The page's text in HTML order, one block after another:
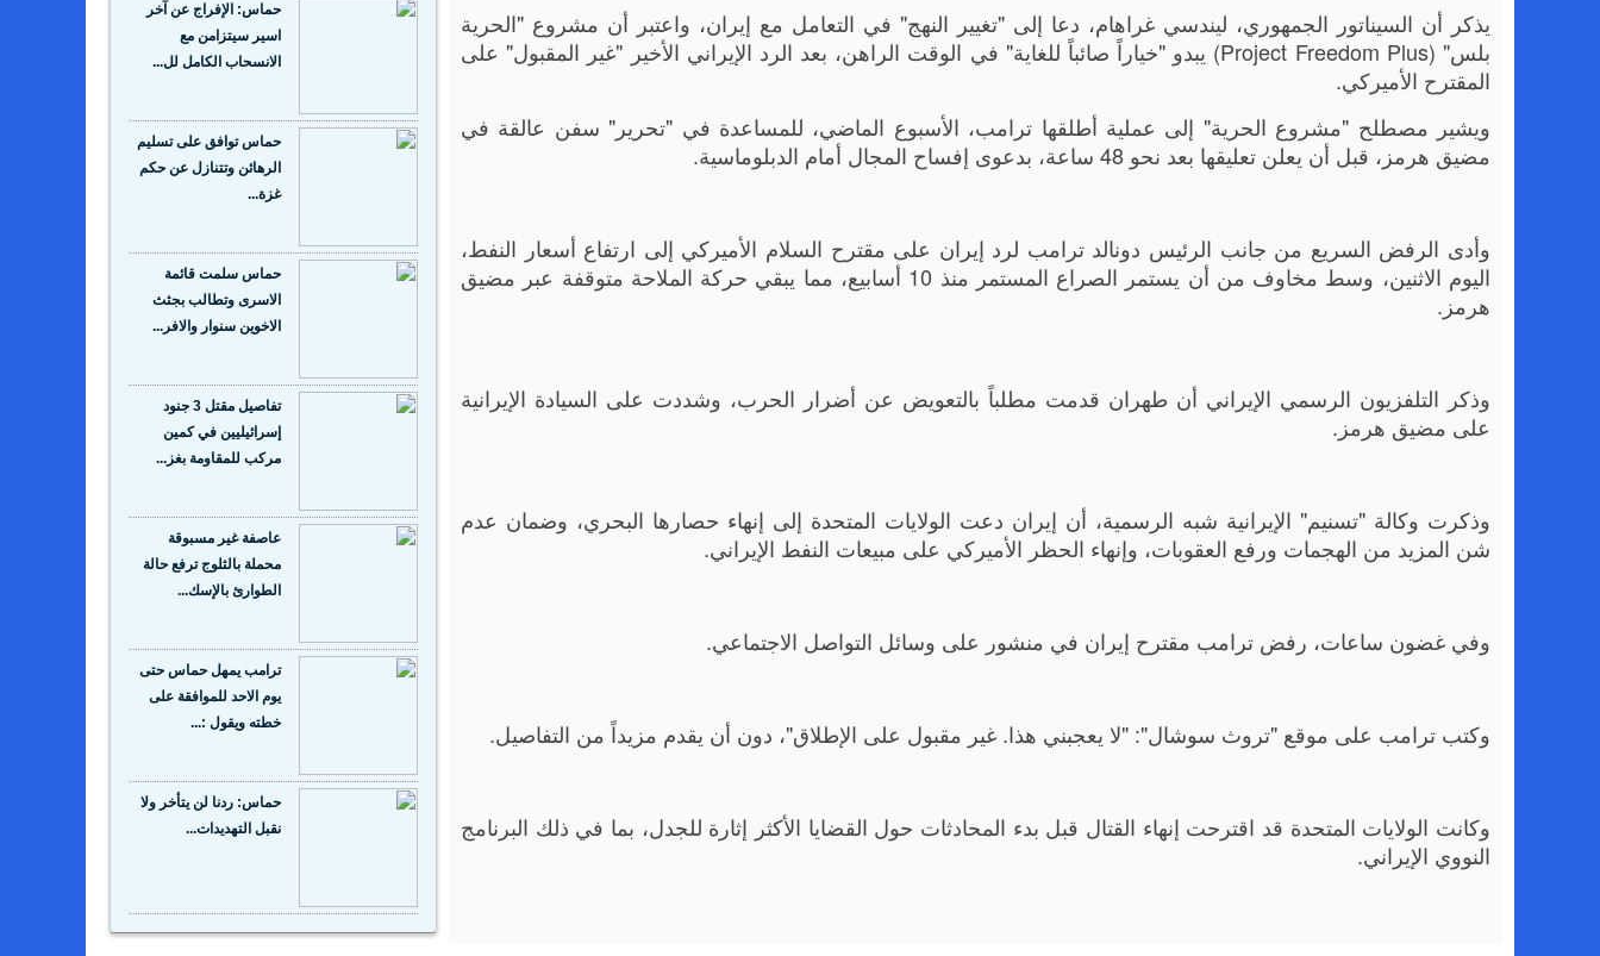
يذكر أن السيناتور الجمهوري، ليندسي غراهام، دعا إلى "تغيير النهج" في التعامل مع إيران، واعتبر أن مشروع "الحرية
بلس" (Project Freedom Plus) يبدو "خياراً صائباً للغاية" في الوقت الراهن، بعد الرد الإيراني الأخير "غير المقبول" على
المقترح الأميركي.
ويشير مصطلح "مشروع الحرية" إلى عملية أطلقها ترامب، الأسبوع الماضي، للمساعدة في "تحرير" سفن عالقة في
مضيق هرمز، قبل أن يعلن تعليقها بعد نحو 48 ساعة، بدعوى إفساح المجال أمام الدبلوماسية.
وأدى الرفض السريع من جانب الرئيس دونالد ترامب لرد إيران على مقترح السلام الأميركي إلى ارتفاع أسعار النفط،
اليوم الاثنين، وسط مخاوف من أن يستمر الصراع المستمر منذ 10 أسابيع، مما يبقي حركة الملاحة متوقفة عبر مضيق
هرمز.
وذكر التلفزيون الرسمي الإيراني أن طهران قدمت مطلباً بالتعويض عن أضرار الحرب، وشددت على السيادة الإيرانية
على مضيق هرمز.
وذكرت وكالة "تسنيم" الإيرانية شبه الرسمية، أن إيران دعت الولايات المتحدة إلى إنهاء حصارها البحري، وضمان عدم
شن المزيد من الهجمات ورفع العقوبات، وإنهاء الحظر الأميركي على مبيعات النفط الإيراني.
وفي غضون ساعات، رفض ترامب مقترح إيران في منشور على وسائل التواصل الاجتماعي.
وكتب ترامب على موقع "تروث سوشال": "لا يعجبني هذا. غير مقبول على الإطلاق"، دون أن يقدم مزيداً من التفاصيل.
وكانت الولايات المتحدة قد اقترحت إنهاء القتال قبل بدء المحادثات حول القضايا الأكثر إثارة للجدل، بما في ذلك البرنامج
النووي الإيراني.
حماس: الإفراج عن آخر
اسير سيتزامن مع
الانسحاب الكامل لل...
حماس توافق على تسليم
الرهائن وتتنازل عن حكم
غزة...
حماس سلمت قائمة
الاسرى وتطالب بجثث
الاخوين سنوار والافر...
تفاصيل مقتل 3 جنود
إسرائيليين في كمين
مركب للمقاومة بغز...
عاصفة غير مسبوقة
محملة بالثلوج ترفع حالة
الطوارئ بالإسك...
ترامب يمهل حماس حتى
يوم الاحد للموافقة على
خطته ويقول :...
حماس: ردنا لن يتأخر ولا
نقبل التهديدات...